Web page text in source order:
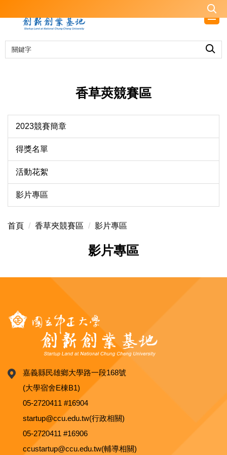
到
要
內
香草莢競賽區
2023競賽簡章
得獎名單
活動花絮
影片專區
首頁 香草夾競賽區 影片專區
影片專區
嘉義縣民雄鄉大學路一段168號
(大學宿舍E棟B1)
05-2720411 #16904
startup@ccu.edu.tw(行政相關)
05-2720411 #16906
ccustartup@ccu.edu.tw(輔導相關)